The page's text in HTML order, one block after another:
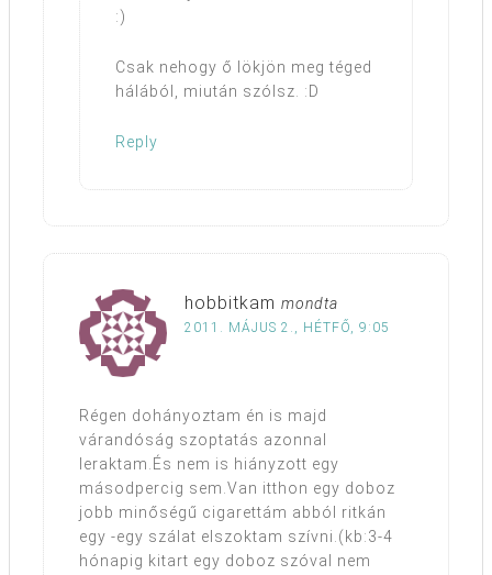
:)
Csak nehogy ő lökjön meg téged
hálából, miután szólsz. :D
Reply
hobbitkam mondta
2011. MÁJUS 2., HÉTFŐ, 9:05
Régen dohányoztam én is majd
várandóság szoptatás azonnal
leraktam.És nem is hiányzott egy
másodpercig sem.Van itthon egy doboz
jobb minőségű cigarettám abból ritkán
egy -egy szálat elszoktam szívni.(kb:3-4
hónapig kitart egy doboz szóval nem